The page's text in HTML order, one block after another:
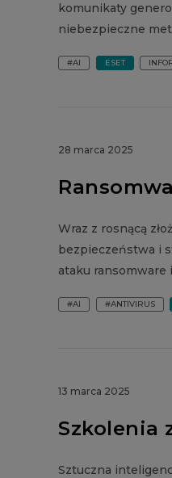
komunikaty
niebezpieczne
#AI ESET
28 marca 2025
Wraz z rosnącą
bezpieczeństwa i
ataku
#AI #ANTIVIRUS
13 marca 2025
Szkolenia
Sztuczna